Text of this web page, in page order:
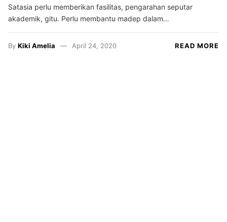
Satasia perlu memberikan fasilitas, pengarahan seputar
akademik, gitu. Perlu membantu madep dalam…
By Kiki Amelia April 24, 2020 READ MORE